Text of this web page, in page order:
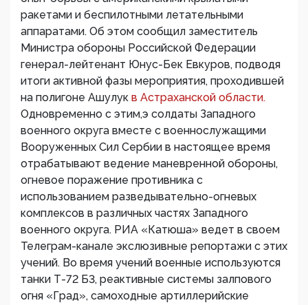
ракетами и беспилотными летательными
аппаратами. Об этом сообщил заместитель
Министра обороны Российской Федерации
генерал-лейтенант Юнус-Бек Евкуров, подводя
итоги активной фазы мероприятия, проходившей
на полигоне Ашулук в Астраханской области.
Одновременно с этим,э солдаты Западного
военного округа вместе с военнослужащими
Вооруженных Сил Сербии в настоящее время
отрабатывают ведение маневренной обороны,
огневое поражение противника с
использованием разведывательно-огневых
комплексов в различных частях Западного
военного округа. РИА «Катюша» ведет в своем
Телеграм-канале экслюзивные репортажи с этих
учений. Во время учений военные используются
танки Т-72 Б3, реактивные системы залпового
огня «Град», самоходные артиллерийские